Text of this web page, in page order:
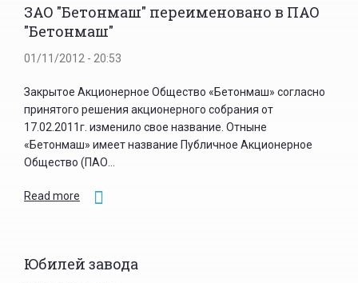
ЗАО "Бетонмаш" переименовано в ПАО
"Бетонмаш"
01/11/2012 - 20:53
Закрытое Акционерное Общество «Бетонмаш» согласно
принятого решения акционерного собрания от
17.02.2011г. изменило свое название. Отныне
«Бетонмаш» имеет название Публичное Акционерное
Общество (ПАО...
Read more
Юбилей завода